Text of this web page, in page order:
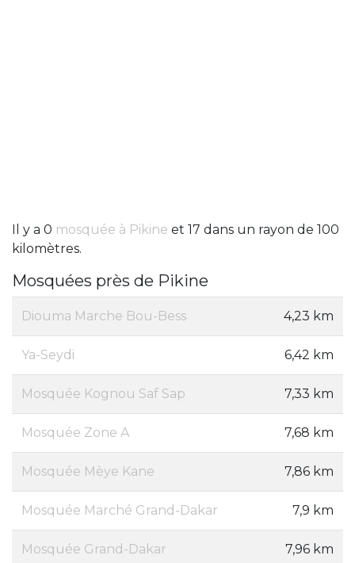
Il y a 0 mosquée à Pikine et 17 dans un rayon de 100
kilomètres.
Mosquées près de Pikine
Diouma Marche Bou-Bess 4,23 km
Ya-Seydi 6,42 km
Mosquée Kognou Saf Sap 7,33 km
Mosquée Zone A 7,68 km
Mosquée Mèye Kane 7,86 km
Mosquée Marché Grand-Dakar 7,9 km
Mosquée Grand-Dakar 7,96 km